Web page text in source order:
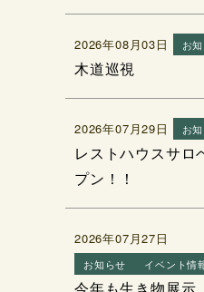
2026年08月03日 お
木道巡視
2026年07月29日 お
レストハウスサロ
プン！！
2026年07月27日
お知らせ イベント情